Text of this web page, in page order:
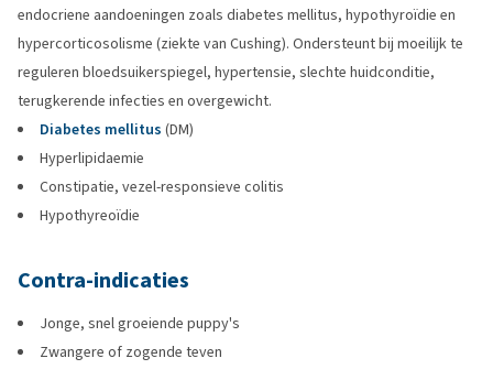
endocriene aandoeningen zoals diabetes mellitus, hypothyroïdie en
hypercorticosolisme (ziekte van Cushing). Ondersteunt bij moeilijk te
reguleren bloedsuikerspiegel, hypertensie, slechte huidconditie,
terugkerende infecties en overgewicht.
Diabetes mellitus (DM)
Hyperlipidaemie
Constipatie, vezel-responsieve colitis
Hypothyreoïdie
Contra-indicaties
Jonge, snel groeiende puppy's
Zwangere of zogende teven